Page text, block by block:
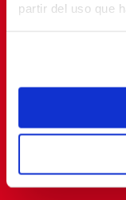
partir del uso que